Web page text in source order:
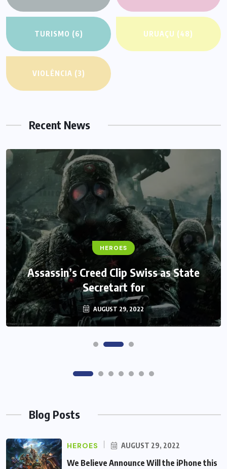
TURISMO (6) URUAÇU (48)
VIOLÊNCIA (3)
Recent News
FANTASY
Monster Jam Titans success farms their
efforts
AUGUST 29, 2022
HEROES
We Believe Announce Will the iPhone
this Day By Kinds Game Play History
AUGUST 29, 2022
Blog Posts
HEROES AUGUST 29, 2022
We Believe Announce Will the iPhone this